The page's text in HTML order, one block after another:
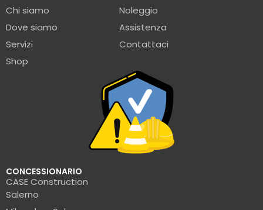
Chi siamo
Dove siamo
Servizi
Shop
Noleggio
Assistenza
Contattaci
CONCESSIONARIO
CASE Construction
Salerno